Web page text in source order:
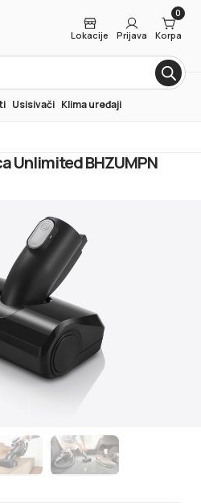
Lokacije Prijava
0
Korpa
Usisivači Klima uređaji
Unlimited BHZUMPN